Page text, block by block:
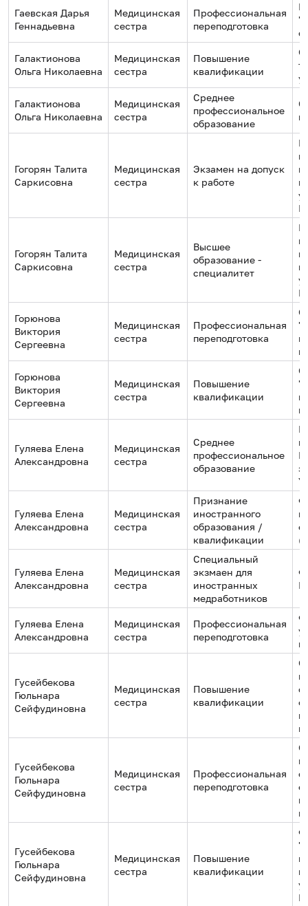
Гаевская Дарья
Геннадьевна
Медицинская
сестра
Профессиональная
переподготовка
Галактионова
Ольга Николаевна
Медицинская
сестра
Повышение
квалификации
Галактионова
Ольга Николаевна
Медицинская
сестра
Среднее
профессиональное
образование
Гогорян Талита
Саркисовна
Медицинская
сестра
Экзамен на допуск
к работе
Гогорян Талита
Саркисовна
Медицинская
сестра
Высшее
образование -
специалитет
Горюнова
Виктория
Сергеевна
Медицинская
сестра
Профессиональная
переподготовка
Горюнова
Виктория
Сергеевна
Медицинская
сестра
Повышение
квалификации
Гуляева Елена
Александровна
Медицинская
сестра
Среднее
профессиональное
образование
Гуляева Елена
Александровна
Медицинская
сестра
Признание
иностранного
образования /
квалификации
Гуляева Елена
Александровна
Медицинская
сестра
Специальный
экзмаен для
иностранных
медработников
Гуляева Елена
Александровна
Медицинская
сестра
Профессиональная
переподготовка
Гусейбекова
Гюльнара
Сейфудиновна
Медицинская
сестра
Повышение
квалификации
Гусейбекова
Гюльнара
Сейфудиновна
Медицинская
сестра
Профессиональная
переподготовка
Гусейбекова
Гюльнара
Сейфудиновна
Медицинская
сестра
Повышение
квалификации